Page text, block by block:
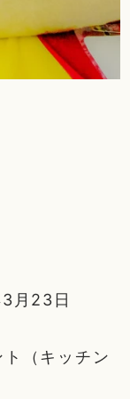
月23日
（キッチン